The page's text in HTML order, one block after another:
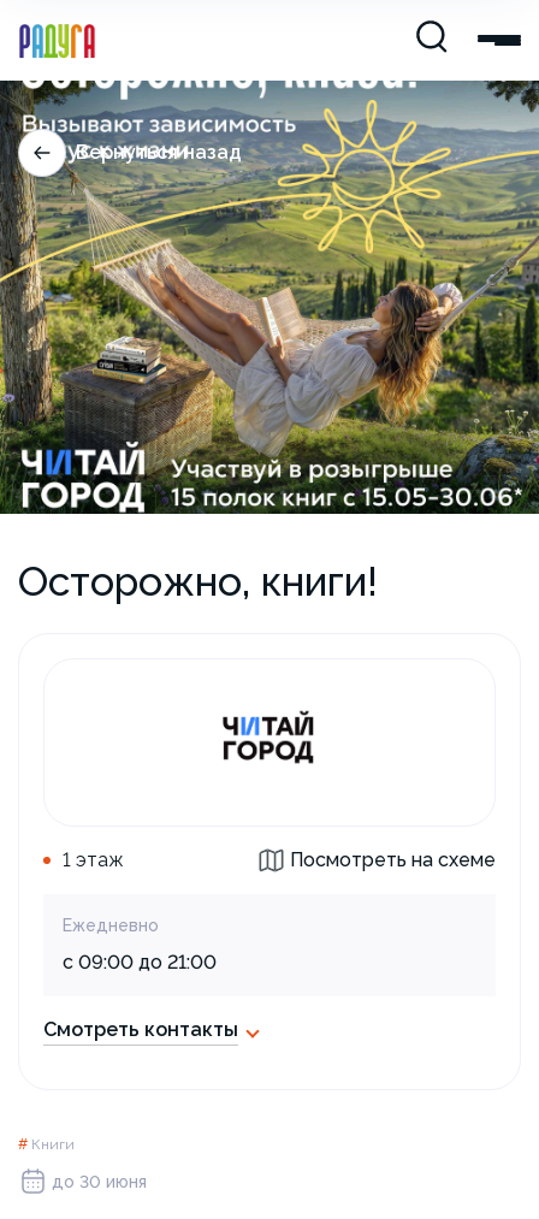
Вернуться назад
Осторожно, книги!
# Книги
до 30 июня
1 этаж Посмотреть на схеме
Ежедневно
с 09:00 до 21:00
Смотреть контакты